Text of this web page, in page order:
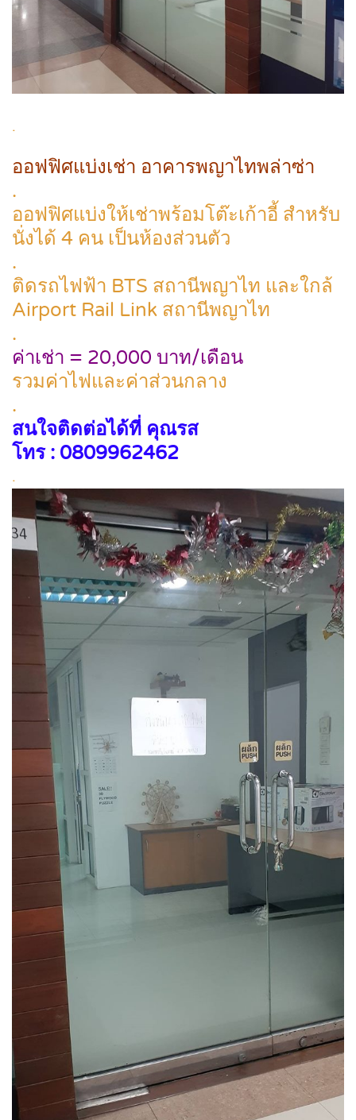
.
ออฟฟิศแบ่งเช่า อาคารพญาไทพล่าซ่า
.
ออฟฟิศแบ่งให้เช่าพร้อมโต๊ะเก้าอี้ สำหรับ
นั่งได้ 4 คน เป็นห้องส่วนตัว
.
ติดรถไฟฟ้า BTS สถานีพญาไท และใกล้
Airport Rail Link สถานีพญาไท
.
ค่าเช่า = 20,000 บาท/เดือน
รวมค่าไฟและค่าส่วนกลาง
.
สนใจติดต่อได้ที่ คุณรส
โทร : 0809962462
.